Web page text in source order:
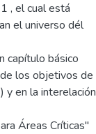
, el cual está
el universo dél
capítulo básico
los objetivos de
y en la interelación
Áreas Críticas"